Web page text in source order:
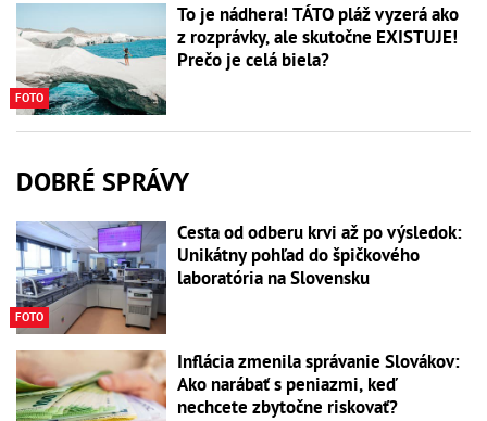
FOTO
To je nádhera! TÁTO pláž vyzerá ako
z rozprávky, ale skutočne EXISTUJE!
Prečo je celá biela?
DOBRÉ SPRÁVY
FOTO
Cesta od odberu krvi až po výsledok:
Unikátny pohľad do špičkového
laboratória na Slovensku
Inflácia zmenila správanie Slovákov:
Ako narábať s peniazmi, keď
nechcete zbytočne riskovať?